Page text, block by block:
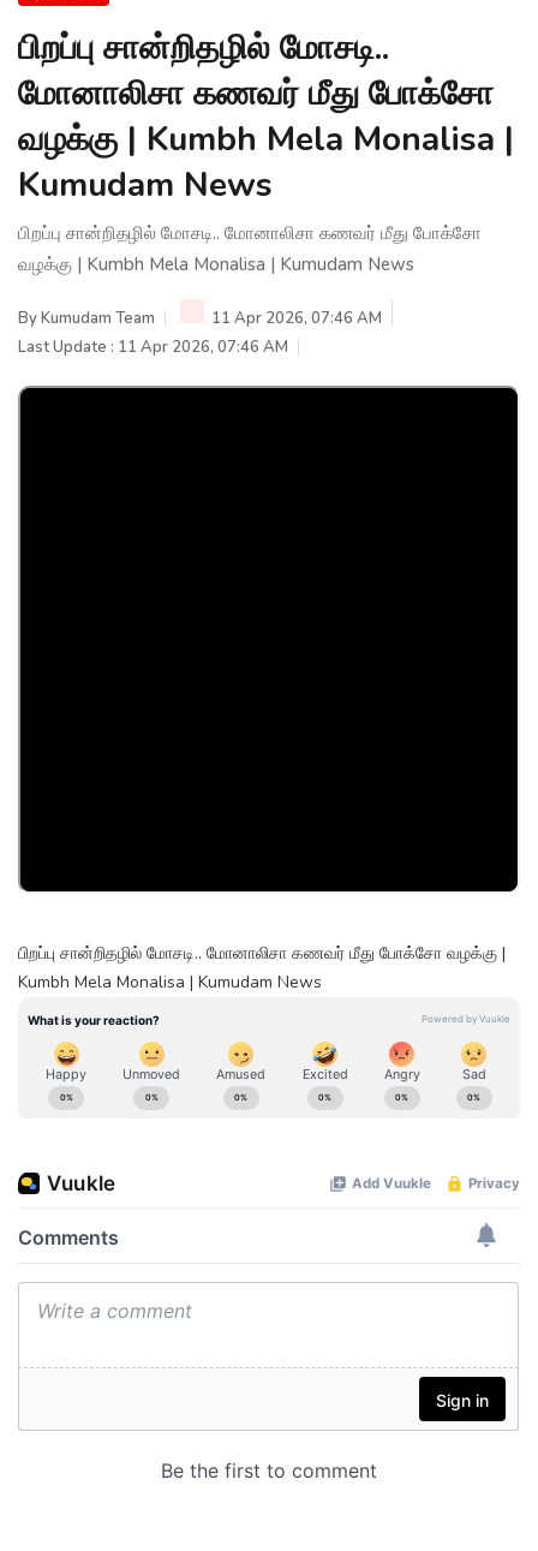
பிறப்பு சான்றிதழில் மோசடி..
மோனாலிசா கணவர் மீது போக்சோ
வழக்கு | Kumbh Mela Monalisa |
Kumudam News
பிறப்பு சான்றிதழில் மோசடி.. மோனாலிசா கணவர் மீது போக்சோ
வழக்கு | Kumbh Mela Monalisa | Kumudam News
ByKumudam Team
11 Apr 2026, 07:46 AM
Last Update : 11 Apr 2026, 07:46 AM
பிறப்பு சான்றிதழில் மோசடி.. மோனாலிசா கணவர் மீது போக்சோ வழக்கு |
Kumbh Mela Monalisa | Kumudam News